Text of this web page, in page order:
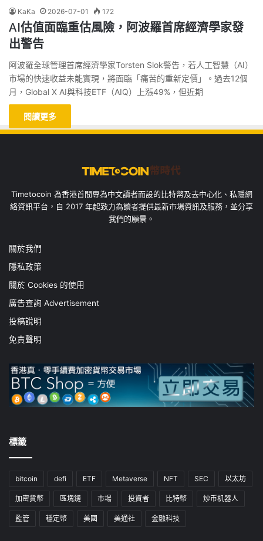
KaKa 2026-07-01 172
AI估值面臨重估風險，阿波羅首席經濟學家發
出警告
阿波羅全球管理首席經濟學家Torsten Slok警告，若人工智慧（AI）
市場的快速收益未能實現，將面臨「痛苦的重新定價」。過去12個
月，Global X AI與科技ETF（AIQ）上漲49%，但近期
閱讀更多
Timetocoin 為香港首間專為中文讀者而設的比特幣及去中心化、私隱網
絡資訊平台，自 2017 年起致力為讀者提供最新市場資訊及服務，並分享
我們的願景。
關於我們
隱私政策
關於 Cookies 的使用
廣告查詢 Advertisement
投稿說明
免責聲明
標籤
bitcoin defi ETF Metaverse NFT SEC 以太坊
加密貨幣 區塊鏈 市場 投資者 比特幣 炒币机器人
監管 穩定幣 美國 美通社 金融科技